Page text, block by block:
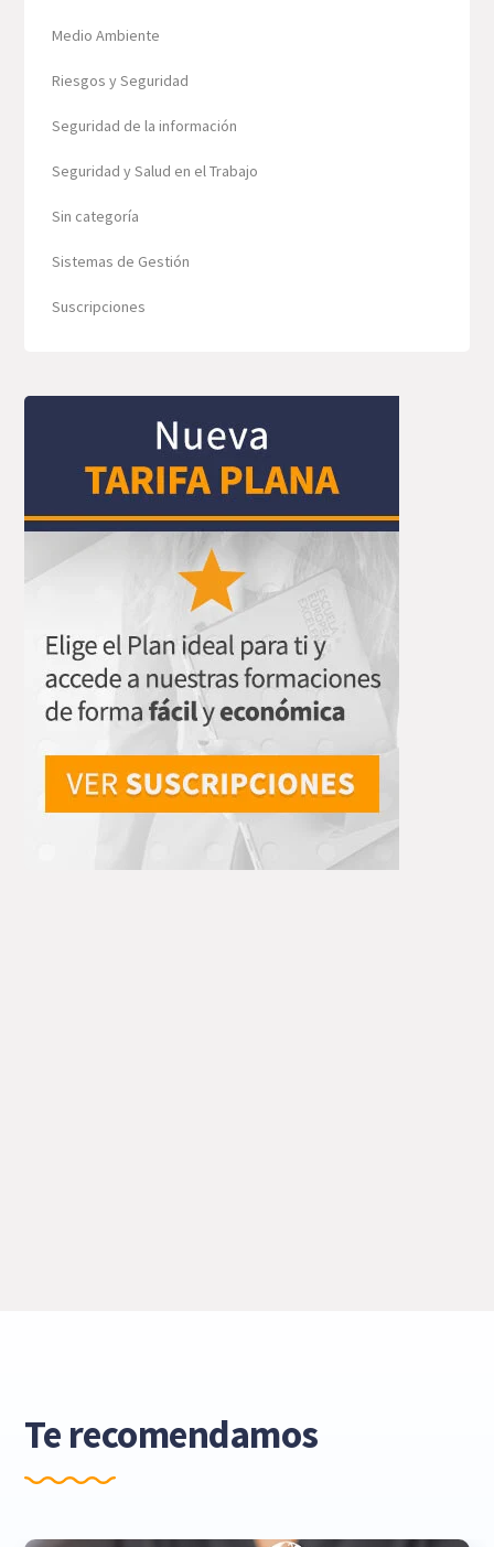
Medio Ambiente
Riesgos y Seguridad
Seguridad de la información
Seguridad y Salud en el Trabajo
Sin categoría
Sistemas de Gestión
Suscripciones
Te recomendamos